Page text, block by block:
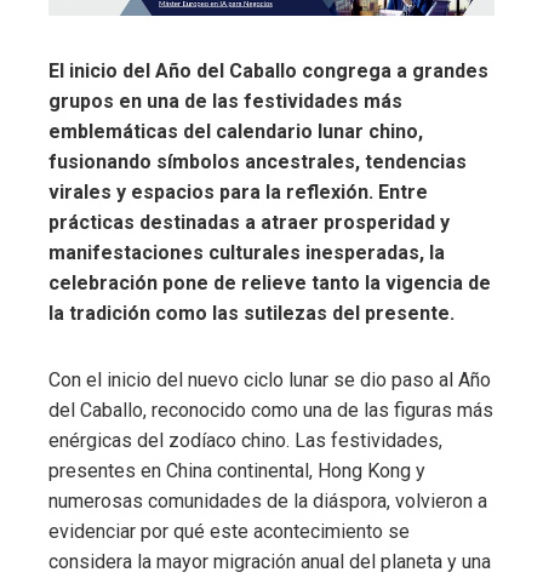
El inicio del Año del Caballo congrega a grandes
grupos en una de las festividades más
emblemáticas del calendario lunar chino,
fusionando símbolos ancestrales, tendencias
virales y espacios para la reflexión. Entre
prácticas destinadas a atraer prosperidad y
manifestaciones culturales inesperadas, la
celebración pone de relieve tanto la vigencia de
la tradición como las sutilezas del presente.
Con el inicio del nuevo ciclo lunar se dio paso al Año
del Caballo, reconocido como una de las figuras más
enérgicas del zodíaco chino. Las festividades,
presentes en China continental, Hong Kong y
numerosas comunidades de la diáspora, volvieron a
evidenciar por qué este acontecimiento se
considera la mayor migración anual del planeta y una